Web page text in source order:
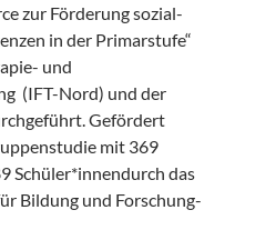
zur Förderung sozial-
in der Primarstufe“
und
(IFT-Nord) und der
Gefördert
mit 369
Schüler*innendurch das
Bildung und Forschung-